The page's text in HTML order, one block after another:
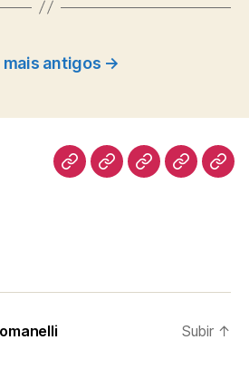
mais antigos →
BiografiaAtuaçãoArtigosNorte
Subir ↑